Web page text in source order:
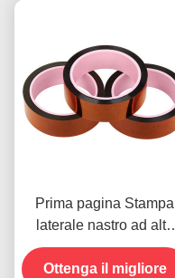
Prima pagina Stampa
laterale nastro ad alta
temperatura per il
prodotto in magazzino
Ottenga il migliore